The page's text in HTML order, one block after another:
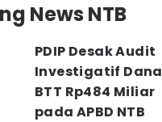
News NTB
PDIP Desak Audit
Investigatif Dana
BTT Rp484 Miliar
pada APBD NTB